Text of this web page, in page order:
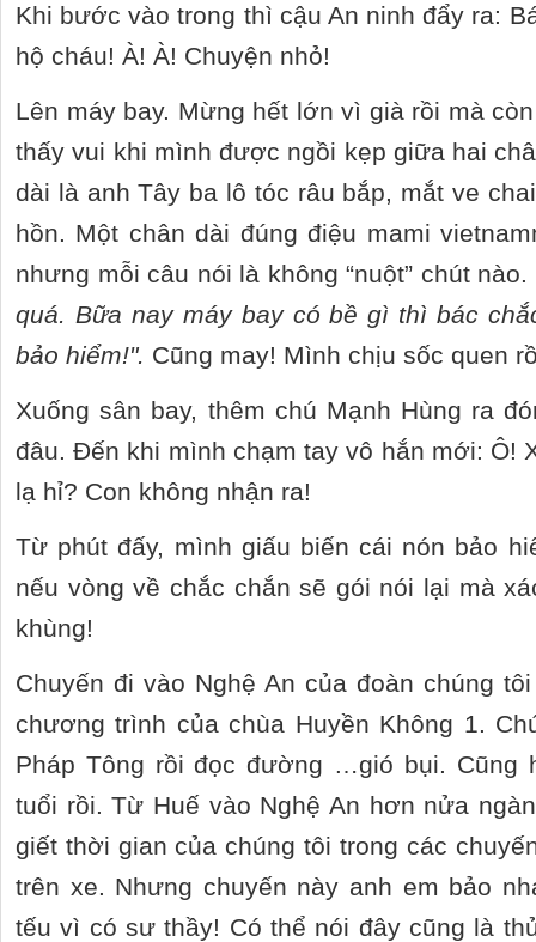
Khi bước vào trong thì cậu An ninh đẩy ra:
hộ cháu! À! À! Chuyện nhỏ!
Lên máy bay. Mừng hết lớn vì già rồi mà
thấy vui khi mình được ngồi kẹp giữa hai
dài là anh Tây ba lô tóc râu bắp, mắt ve
hồn. Một chân dài đúng điệu mami
nhưng mỗi câu nói là không “nuột” chút
quá. Bữa nay máy bay có bề gì thì bác
bảo hiểm!". Cũng may! Mình chịu sốc quen
Xuống sân bay, thêm chú Mạnh Hùng ra
đâu. Đến khi mình chạm tay vô hắn mới: Ô!
lạ hỉ? Con không nhận ra!
Từ phút đấy, mình giấu biến cái nón bảo
nếu vòng về chắc chắn sẽ gói nói lại mà
khùng!
Chuyến đi vào Nghệ An của đoàn chúng
chương trình của chùa Huyền Không 1.
Pháp Tông rồi đọc đường …gió bụi.
tuổi rồi. Từ Huế vào Nghệ An hơn nửa
giết thời gian của chúng tôi trong các
trên xe. Nhưng chuyến này anh em bảo
tếu vì có sư thầy! Có thể nói đây cũng là